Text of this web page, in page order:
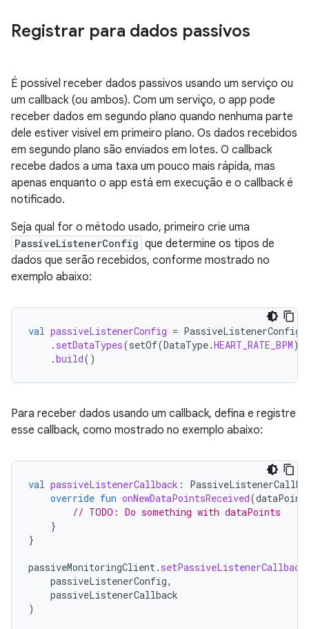
Registrar para dados passivos
É possível receber dados passivos usando um serviço ou
um callback (ou ambos). Com um serviço, o app pode
receber dados em segundo plano quando nenhuma parte
dele estiver visível em primeiro plano. Os dados recebidos
em segundo plano são enviados em lotes. O callback
recebe dados a uma taxa um pouco mais rápida, mas
apenas enquanto o app está em execução e o callback é
notificado.
Seja qual for o método usado, primeiro crie uma
PassiveListenerConfig que determine os tipos de
dados que serão recebidos, conforme mostrado no
exemplo abaixo:
val passiveListenerConfig = PassiveListenerConfig
. setDataTypes(setOf(DataType.HEART_RATE_BPM))
.build()
Para receber dados usando um callback, defina e registre
esse callback, como mostrado no exemplo abaixo:
val passiveListenerCallback :
override fun onNewDataPointsReceived(
// TODO: Do something with dataPoints
}
}
passiveMonitoringClient. setPassiveListenerCallback
passiveListenerConfig,
passiveListenerCallback
)